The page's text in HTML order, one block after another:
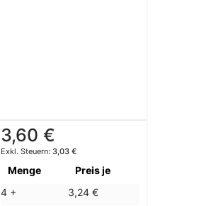
3,60 €
3,03 €
Menge
Preis je
4 +
3,24 €